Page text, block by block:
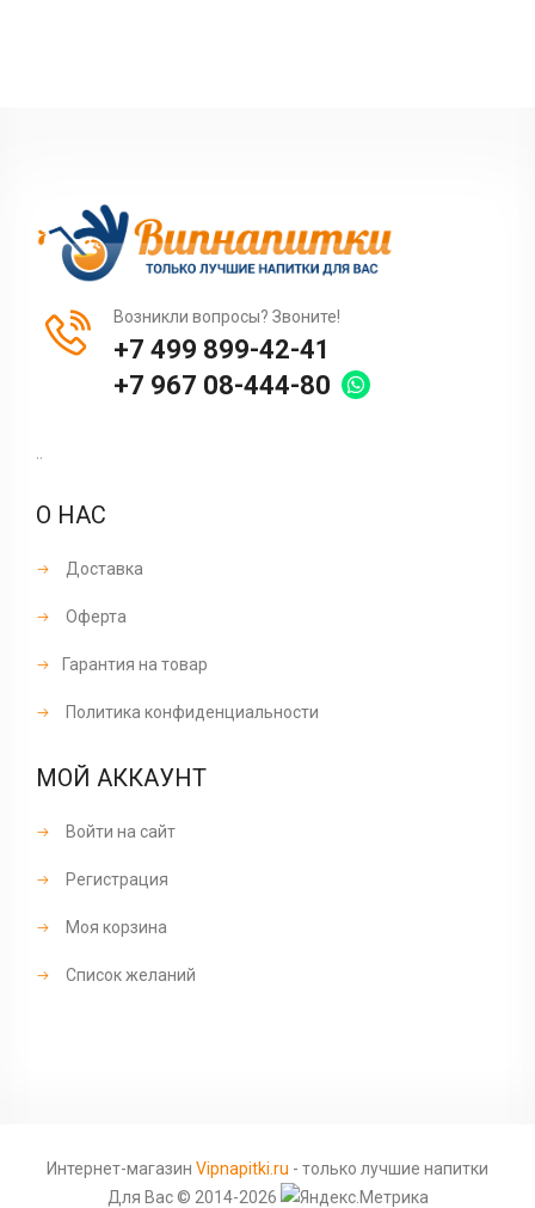
Возникли вопросы? Звоните!
+7 499 899-42-41
+7 967 08-444-80
..
О НАС
Доставка
Оферта
Гарантия на товар
Политика конфиденциальности
МОЙ АККАУНТ
Войти на сайт
Регистрация
Моя корзина
Список желаний
Интернет-магазин Vipnapitki.ru - только лучшие напитки
Для Вас © 2014-2026